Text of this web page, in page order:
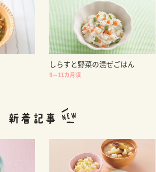
しらすと野菜の混ぜごはん
9～11カ月頃